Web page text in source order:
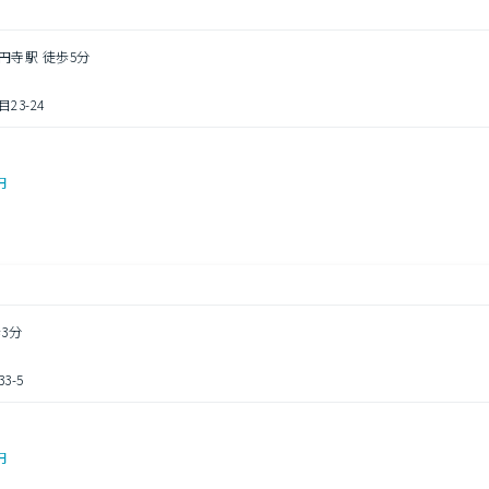
寺駅 徒歩5分
23-24
分
5